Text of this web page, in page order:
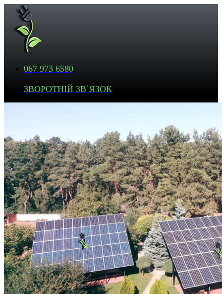
067 973 6580
ЗВОРОТНІЙ ЗВ`ЯЗОК